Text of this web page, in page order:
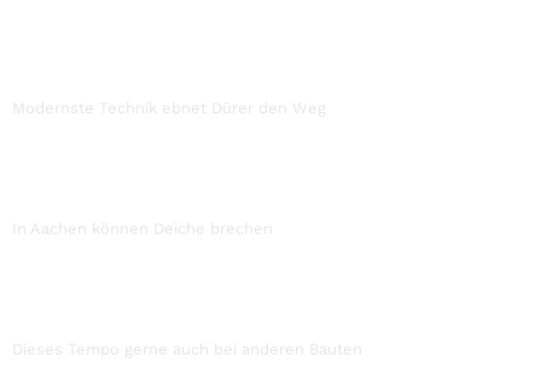
Modernste Technik ebnet Dürer den Weg
In Aachen können Deiche brechen
Dieses Tempo gerne auch bei anderen Bauten